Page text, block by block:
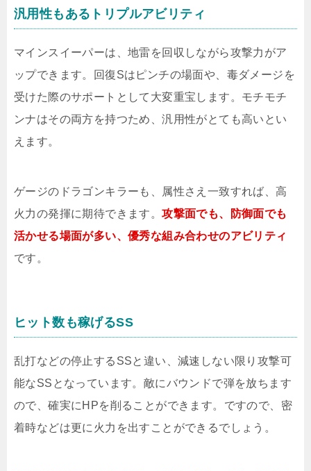
汎用性もあるトリプルアビリティ
マインスイーパーは、地雷を回収しながら攻撃力がア
ップできます。回復Sはピンチの場面や、毒ダメージを
受けた際のサポートとして大変重宝します。モチモチ
ンナはその両方を持つため、汎用性がとても高いとい
えます。
ゲージのドラゴンキラーも、属性さえ一致すれば、高
火力の発揮に期待できます。攻撃面でも、防御面でも
活かせる場面が多い、優秀な組み合わせのアビリティ
です。
ヒット数も稼げるSS
乱打などの停止するSSと違い、減速しない限り攻撃可
能なSSとなっています。敵にバウンドで弾を放ちます
ので、確実にHPを削ることができます。ですので、密
着時などは更に火力を出すことができるでしょう。